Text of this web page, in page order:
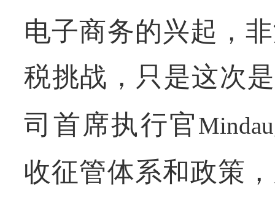
电子商务的兴起，
税挑战，只是这次
司首席执行官
收征管体系和政策